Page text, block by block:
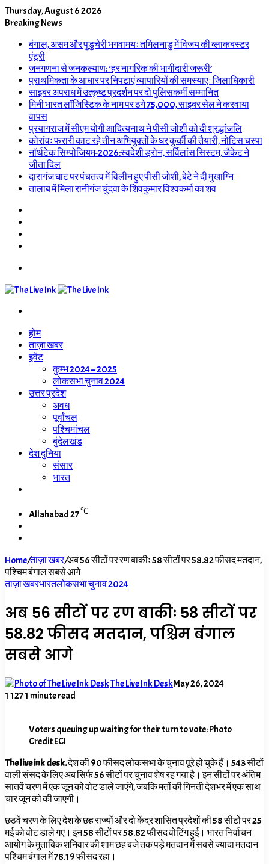
Thursday, August 6 2026
Breaking News
बंगाल, असम और पुडुचेरी भगवामयः तमिलनाडु में विजय की ब्लाकबस्टर
एंट्री
जनगणना से जनकल्याण: ‘हर नागरिक की भागीदारी जरूरी’
प्राथमिकता के आधार पर निपटाएं व्यापारियों की समस्याएः जिलाधिकारी
साइबर अपराध में उत्कृष्ट प्रदर्शन पर दो पुलिसकर्मी सम्मानित
मिनी भारत लॉजिस्टिक के नाम पर ठगे 75,000, साइबर सेल ने करवाया
वापस
प्रयागराज में सीएम योगी आदित्यनाथ ने पीसी जोशी को दी श्रद्धांजलि
कोरांवः फरारी काट रहे तीन अभियुक्तों के घर कुर्की की तैयारी, नोटिस चस्पा
नॉर्थटेक सिम्पोजियम-2026:स्वदेशी ड्रोन, सर्विलांस सिस्टम, जैकेट ने
जीता दिल
दारागंज घाट पर पंचतत्व में विलीन हुए पीसी जोशी, बेटे ने दी मुखाग्नि
तालाब में मिला रानीगंज चुंदवा के शिवकुमार विश्वकर्मा का शव
होम
ताज़ा खबर
इवेंट
कुम्भ 2024 – 2025
लोकसभा चुनाव 2024
उत्तर प्रदेश
अवध
पूर्वांचल
पश्चिमांचल
बुंदेलखंड
देश दुनिया
संसार
भारत
Allahabad27℃
Home/ताज़ा खबर/अब 56 सीटों पर रण बाकीः 58 सीटों पर 58.82 फीसद मतदान,
पश्चिम बंगाल सबसे आगे
ताज़ा खबरभारतलोकसभा चुनाव 2024
अब 56 सीटों पर रण बाकीः 58 सीटों पर
58.82 फीसद मतदान, पश्चिम बंगाल
सबसे आगे
The Live Ink DeskMay 26, 2024
1 1271 minute read
Voters queuing up waiting for their turn to vote: Photo
Credit ECI
The live ink desk.देश की 90 फीसद लोकसभा के चुनाव पूरे हो चुके हैं। 543 सीटों
वाली संसद के लिए अब सिर्फ 56 सीटों पर चुनाव शेष रह गया है। इन सीटों पर अंतिम
सातवें चरण में एक जून को वोट डाले जाएंगे, जबकि मतों की गिनती देशभर में एक साथ
चार जून को की जाएगी।
छठवें चरण के लिए देश के छह राज्यों और दो केंद्र शासित प्रदेशों की 58 सीटों पर 25
मई को वोट डाले गए। इन 58 सीटों पर 58.82 फीसद वोटिंग हुई। भारत निर्वाचन
आयोग के मुताबिक शनिवार की शाम छह बजे तक पड़े मतदान में सबसे ज्यादा मतदान
पश्चिम बंगाल में 78.19 फीसद रहा।